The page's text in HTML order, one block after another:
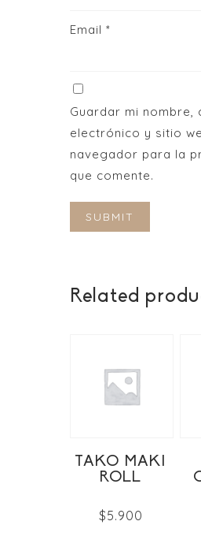
Email *
Guardar mi nombre,
electrónico y sitio
navegador para la
que comente.
Related
TAKO MAKI
ROLL
$5.900